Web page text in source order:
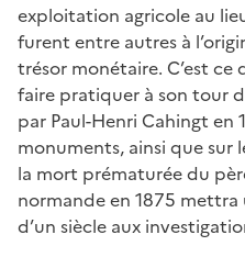
exploitation agricole au
furent entre autres à
trésor monétaire. C’est ce
faire pratiquer à son tour
par Paul-Henri Cahingt en
monuments, ainsi que sur
la mort prématurée du
normande en 1875
d’un siècle aux